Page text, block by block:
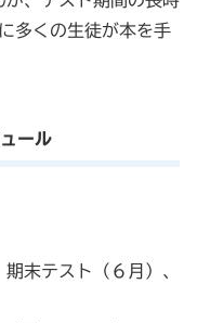
多くの生徒が本を手
ール
末テスト（６月）、